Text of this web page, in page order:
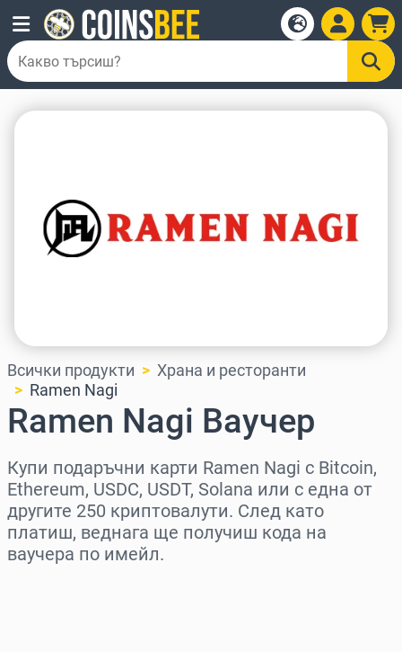
Всички продукти
Храна и ресторанти
Ramen Nagi
Ramen Nagi Ваучер
Купи подаръчни карти Ramen Nagi с Bitcoin,
Ethereum, USDC, USDT, Solana или с една от
другите 250 криптовалути. След като
платиш, веднага ще получиш кода на
ваучера по имейл.